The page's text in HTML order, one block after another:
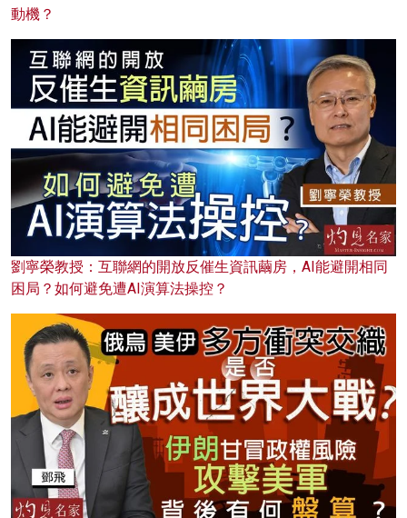
動機？
劉寧榮教授：互聯網的開放反催生資訊繭房，AI能避開相同
困局？如何避免遭AI演算法操控？